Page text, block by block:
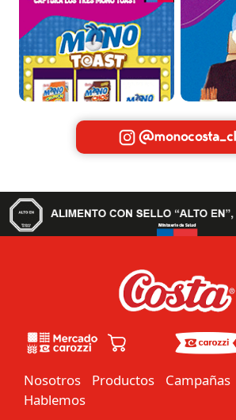
@monocosta_cl
Nosotros Productos Campañas
Hablemos